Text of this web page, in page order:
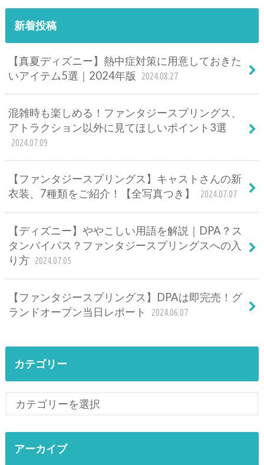
新着投稿
【真夏ディズニー】熱中症対策に用意しておきた
いアイテム5選｜2024年版
2024.08.27
混雑時も楽しめる！ファンタジースプリングス、
アトラクション以外に見てほしいポイント3選
2024.07.09
【ファンタジースプリングス】キャストさんの新
衣装、7種類をご紹介！【全写真つき】
2024.07.07
【ディズニー】ややこしい用語を解説｜DPA？ス
タンバイパス？ファンタジースプリングスへの入
り方 2024.07.05
【ファンタジースプリングス】DPAは即完売！グ
ランドオープン当日レポート
2024.06.07
カテゴリー
アーカイブ